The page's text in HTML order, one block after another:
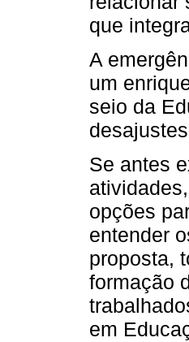
que
A
um
seio da
Se antes
opções
entender
proposta,
formação
em